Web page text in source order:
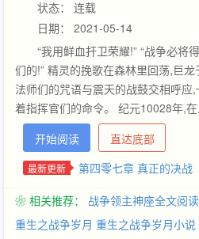
状态： 连载
日期： 2021-05-14
“我用鲜血扞卫荣耀!” “战争必将
们的!” 精灵的挽歌在森林里回荡,巨
法师们的咒语与震天的战鼓交相呼
着指挥官们的命令。 纪元10028年,
之时,一个小战士悄然来到了纪元世
马、平息王国内乱、对抗天灾亡灵、
走向黎明。 ——————他就是暮光·
开始阅读 直达底部
最新更新 第四零七章 真正的决战
❀ 相关推荐： 战争领主神座全文阅读
重生之战争岁月 重生之战争岁月小说